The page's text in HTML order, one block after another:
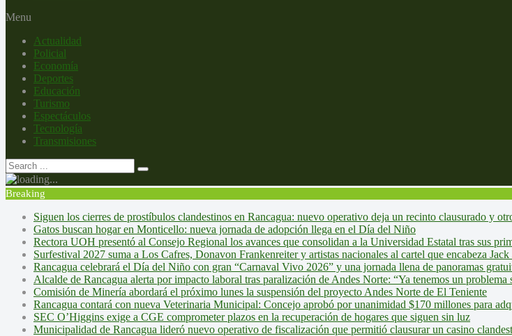
Menu
Actualidad
Policial
Economía
Deportes
Educación
Turismo
Espectáculos
Tecnología
Transmisiones
Breaking
Siguen los cierres de prostíbulos clandestinos en Rancagua: nuevo operativo deja un recinto clausurado y
Gatos buscan hogar en Monticello: nueva jornada de adopción llega en el Día del Niño
Rectora UOH presentó al Consejo Regional los avances que consolidan a la Universidad Estatal tras sus
Surfestival 2027 suma a Los Cafres, Donavon Frankenreiter y artistas nacionales al cartel que encabeza Jack
Rancagua celebrará el Día del Niño con gran “Carnaval Vivo 2026” y una jornada llena de panoramas
Alcalde de Rancagua alerta por impacto laboral tras paralización de Andes Norte: “Ya tenemos un problema
Comisión de Minería abordará el próximo lunes la suspensión del proyecto Andes Norte de El Teniente
Rancagua contará con nueva Veterinaria Municipal: Concejo aprobó por unanimidad $170 millones para
SEC O’Higgins exige a CGE comprometer plazos en la recuperación de hogares que siguen sin luz
Municipalidad de Rancagua lideró nuevo operativo de fiscalización que permitió clausurar un casino